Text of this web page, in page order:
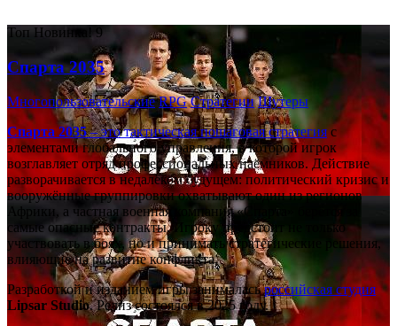
Топ Новинка! 9
Спарта 2035
Многопользовательские RPG Стратегии Шутеры
Спарта 2035– это тактическаяпошаговая стратегияс
элементами глобального управления, в которой игрок
возглавляет отряд профессиональных наёмников. Действие
разворачивается в недалёком будущем: политический кризис и
вооружённые группировки охватывают один из регионов
Африки, а частная военная компания «Спарта» берётся за
самые опасные контракты. Игроку предстоит не только
участвовать в боях, но и принимать стратегические решения,
влияющие на развитие конфликта.
Разработкой и изданием игры занималасьроссийская студия
Lipsar Studio. Релиз состоялся в 2025 году.